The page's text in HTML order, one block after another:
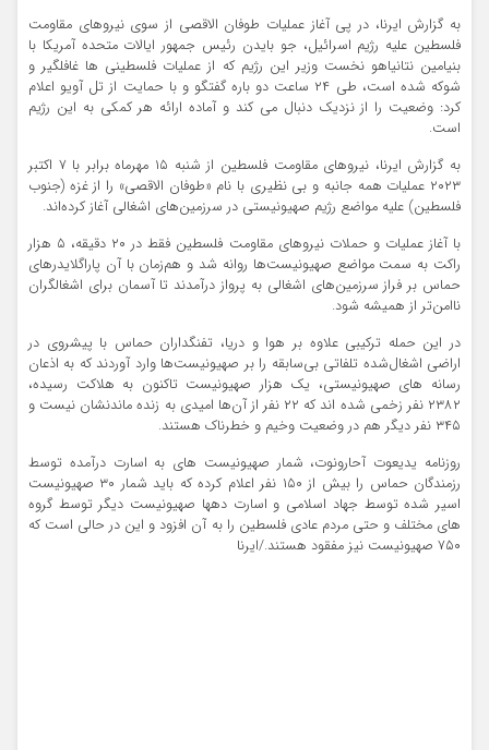
به گزارش ایرنا، در پی آغاز عملیات طوفان الاقصی از سوی نیروهای مقاومت
فلسطین علیه رژیم اسرائیل، جو بایدن رئیس جمهور ایالات متحده آمریکا با
بنیامین نتانیاهو نخست وزیر این رژیم که از عملیات فلسطینی ها غافلگیر و
شوکه شده است، طی ۲۴ ساعت دو باره گفتگو و با حمایت از تل آویو اعلام
کرد: وضعیت را از نزدیک دنبال می کند و آماده ارائه هر کمکی به این رژیم
است.
به گزارش ایرنا، نیروهای مقاومت فلسطین از شنبه ۱۵ مهرماه برابر با ۷ اکتبر
۲۰۲۳ عملیات همه جانبه و بی نظیری با نام «طوفان الاقصی» را از غزه (جنوب
فلسطین) علیه مواضع رژیم صهیونیستی در سرزمین‌های اشغالی آغاز کرده‌اند.
با آغاز عملیات و حملات نیروهای مقاومت فلسطین فقط در ۲۰ دقیقه، ۵ هزار
راکت به سمت مواضع صهیونیست‌ها روانه شد و هم‌زمان با آن پاراگلایدرهای
حماس بر فراز سرزمین‌های اشغالی به پرواز درآمدند تا آسمان برای اشغالگران
ناامن‌تر از همیشه شود.
در این حمله ترکیبی علاوه بر هوا و دریا، تفنگداران حماس با پیشروی در
اراضی اشغال‌شده تلفاتی بی‌سابقه را بر صهیونیست‌ها وارد آوردند که به اذعان
رسانه های صهیونیستی، یک هزار صهیونیست تاکنون به هلاکت رسیده،
۲۳۸۲ نفر زخمی شده اند که ۲۲ نفر از آن‌ها امیدی به زنده ماندنشان نیست و
۳۴۵ نفر دیگر هم در وضعیت وخیم و خطرناک هستند.
روزنامه یدیعوت آحارونوت، شمار صهیونیست های به اسارت درآمده توسط
رزمندگان حماس را بیش از ۱۵۰ نفر اعلام کرده که باید شمار ۳۰ صهیونیست
اسیر شده توسط جهاد اسلامی و اسارت دهها صهیونیست دیگر توسط گروه
های مختلف و حتی مردم عادی فلسطین را به آن افزود و این در حالی است که
۷۵۰ صهیونیست نیز مفقود هستند./ایرنا